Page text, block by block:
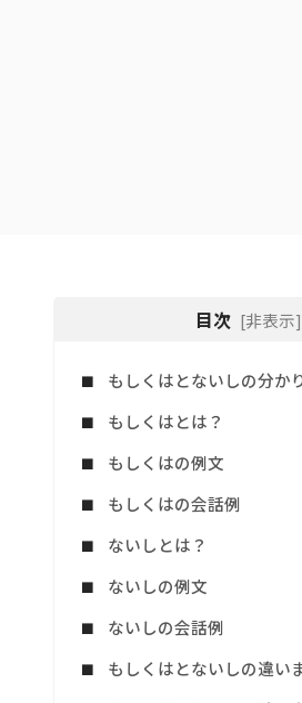
目次 [非表示]
もしくはとないしの分か
もしくはとは？
もしくはの例文
もしくはの会話例
ないしとは？
ないしの例文
ないしの会話例
もしくはとないしの違い